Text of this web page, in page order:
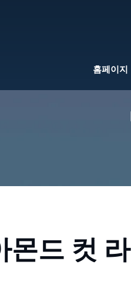
홈페이지
몬드 컷